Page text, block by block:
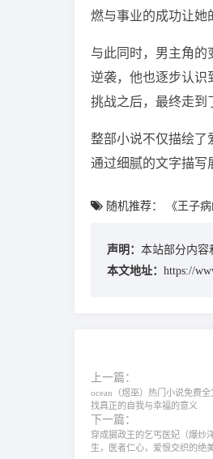
燃与事业的成功让她
与此同时，男主角的
逆袭，他也逐步认识
挑战之后，最终走到
整部小说不仅描绘了
通过细腻的文字描写
随机推荐： 《王子
声明： 本站部分内容
本文地址： https://
上一篇：
ocean（煜巫）热门小说免费
找真正的自我与幸福的意义
下一篇：
穿成摄政王的乞丐医妃（爆炒
生，医者仁心，爱恨交织的绝